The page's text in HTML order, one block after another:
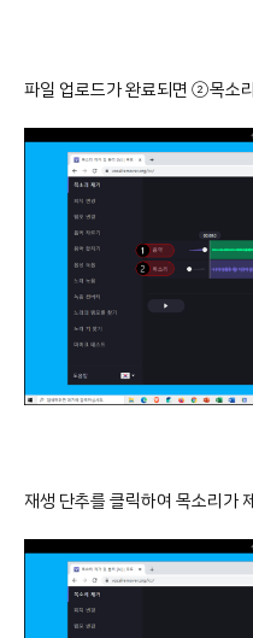
파일 업로드가 완료되면 ②목소
재생 단추를 클릭하여 목소리가